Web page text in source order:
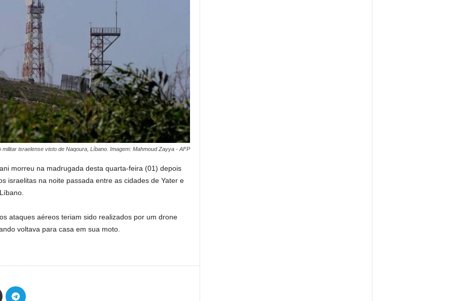
militar israelense visto de Naqoura, Líbano. Imagem: Mahmoud Zayya - AFP
morreu na madrugada desta quarta-feira (01) depois
israelitas na noite passada entre as cidades de Yater e
ataques aéreos teriam sido realizados por um drone
voltava para casa em sua moto.